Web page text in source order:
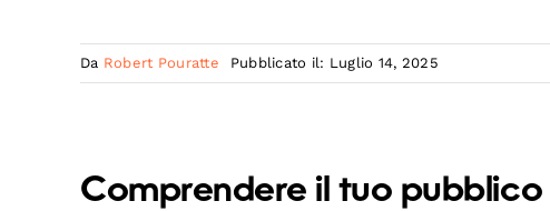
Da Robert Pouratte Pubblicato il: Luglio 14, 2025
Comprendere il tuo